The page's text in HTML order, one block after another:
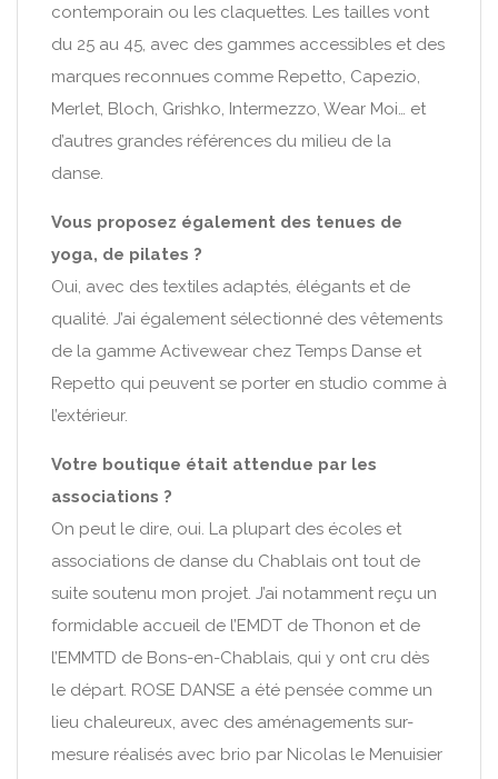
contemporain ou les claquettes. Les tailles vont
du 25 au 45, avec des gammes accessibles et des
marques reconnues comme Repetto, Capezio,
Merlet, Bloch, Grishko, Intermezzo, Wear Moi… et
d’autres grandes références du milieu de la
danse.
Vous proposez également des tenues de
yoga, de pilates ?
Oui, avec des textiles adaptés, élégants et de
qualité. J’ai également sélectionné des vêtements
de la gamme Activewear chez Temps Danse et
Repetto qui peuvent se porter en studio comme à
l’extérieur.
Votre boutique était attendue par les
associations ?
On peut le dire, oui. La plupart des écoles et
associations de danse du Chablais ont tout de
suite soutenu mon projet. J’ai notamment reçu un
formidable accueil de l’EMDT de Thonon et de
l’EMMTD de Bons-en-Chablais, qui y ont cru dès
le départ. ROSE DANSE a été pensée comme un
lieu chaleureux, avec des aménagements sur-
mesure réalisés avec brio par Nicolas le Menuisier